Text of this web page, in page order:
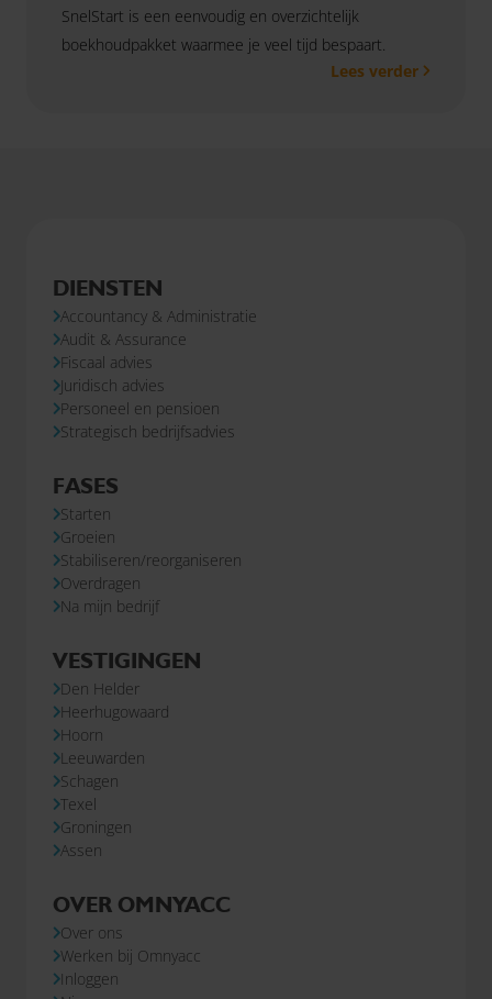
SnelStart is een eenvoudig en overzichtelijk
boekhoudpakket waarmee je veel tijd bespaart.
Lees verder
DIENSTEN
Accountancy & Administratie
Audit & Assurance
Fiscaal advies
Juridisch advies
Personeel en pensioen
Strategisch bedrijfsadvies
FASES
Starten
Groeien
Stabiliseren/reorganiseren
Overdragen
Na mijn bedrijf
VESTIGINGEN
Den Helder
Heerhugowaard
Hoorn
Leeuwarden
Schagen
Texel
Groningen
Assen
OVER OMNYACC
Over ons
Werken bij Omnyacc
Inloggen